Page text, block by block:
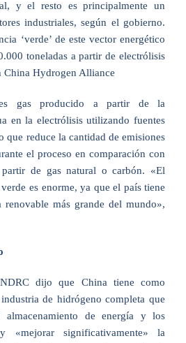
y el resto es principalmente un
industriales, según el gobierno.
‘verde’ de este vector energético
toneladas a partir de electrólisis
China Hydrogen Alliance
gas producido a partir de la
en la electrólisis utilizando fuentes
que reduce la cantidad de emisiones
el proceso en comparación con
de gas natural o carbón. «El
es enorme, ya que el país tiene
renovable más grande del mundo»,
dijo que China tiene como
de hidrógeno completa que
de energía y los
«mejorar significativamente» la